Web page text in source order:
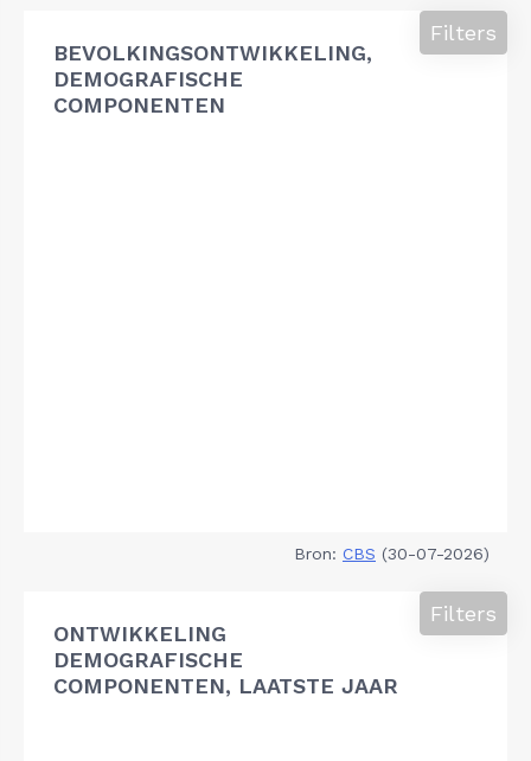
BEVOLKINGSONTWIKKELING,
DEMOGRAFISCHE
COMPONENTEN
Filters
Bron: CBS (30-07-2026)
ONTWIKKELING
DEMOGRAFISCHE
COMPONENTEN, LAATSTE JAAR
Filters